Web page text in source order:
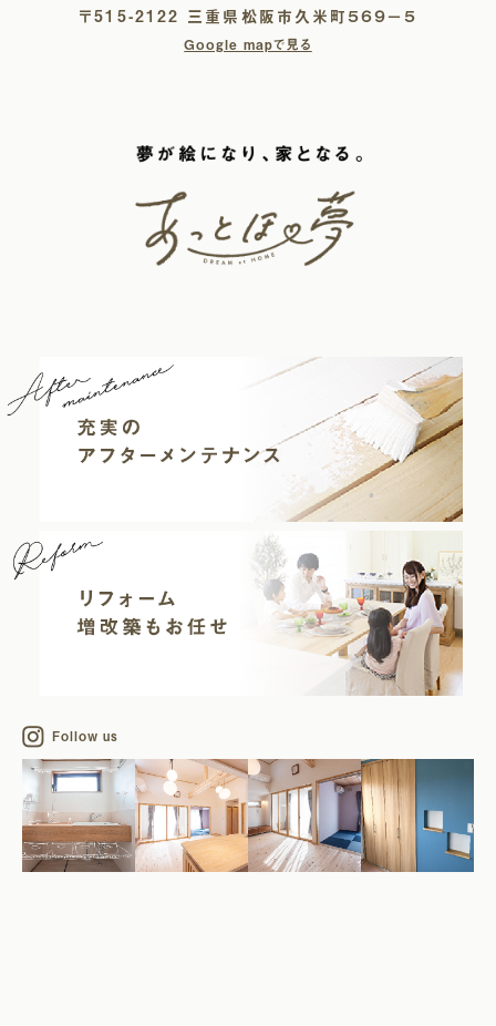
〒515-2122 三重県松阪市久米町５６９−５
Google mapで見る
Follow us